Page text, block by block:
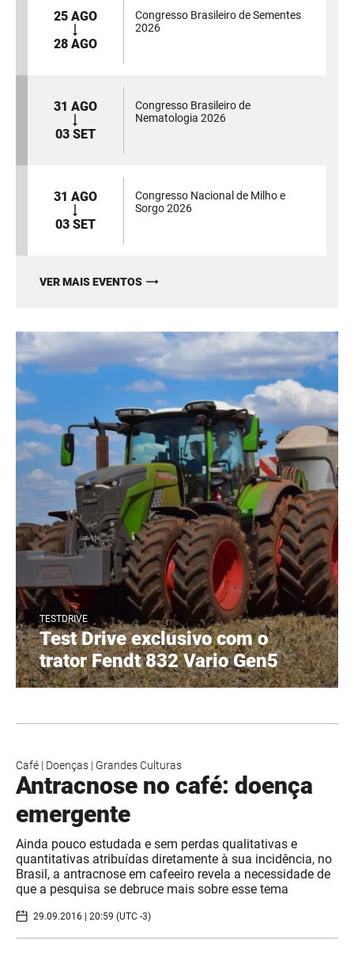
25 AGO
28 AGO
Congresso Brasileiro de Sementes
2026
31 AGO
03 SET
Congresso Brasileiro de
Nematologia 2026
31 AGO
03 SET
Congresso Nacional de Milho e
Sorgo 2026
VER MAIS EVENTOS
TESTDRIVE
Test Drive exclusivo com o
trator Fendt 832 Vario Gen5
Café | Doenças | Grandes Culturas
Antracnose no café: doença
emergente
Ainda pouco estudada e sem perdas qualitativas e
quantitativas atribuídas diretamente à sua incidência, no
Brasil, a antracnose em cafeeiro revela a necessidade de
que a pesquisa se debruce mais sobre esse tema
29.09.2016 | 20:59 (UTC -3)